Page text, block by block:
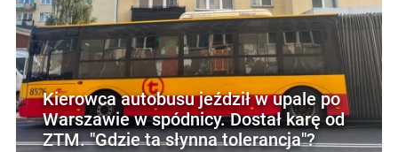
Kierowca autobusu jeździł w upale po
Warszawie w spódnicy. Dostał karę od
ZTM. "Gdzie ta słynna tolerancja"?